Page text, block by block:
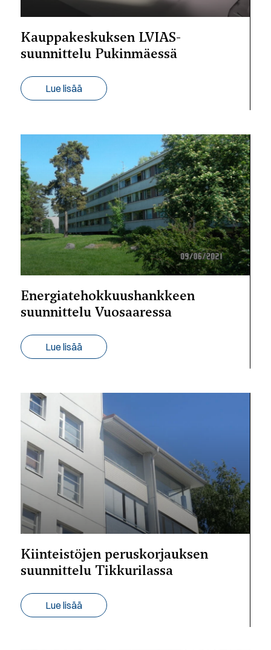
Kauppakeskuksen LVIAS-
suunnittelu Pukinmäessä
Lue lisää
Energiatehokkuushankkeen
suunnittelu Vuosaaressa
Lue lisää
Kiinteistöjen peruskorjauksen
suunnittelu Tikkurilassa
Lue lisää